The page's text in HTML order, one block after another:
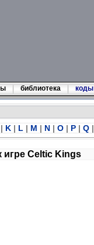
библиотека коды
| K | L | M | N | O | P | Q |
игре Celtic Kings